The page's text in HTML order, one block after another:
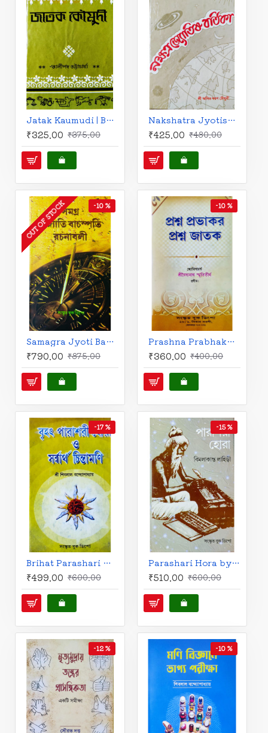
Jatak Kaumudi | Bengali | জাতক-কৌমুদী-৺কালীপদ ভট্টাচার্য্য বি.এ. প্রণীত |
₹325.00 ₹375.00
Nakshatra Jyotish Bartika (Bengali): নক্ষত্র জ্যোতিষ বর্তিকা-শ্রী অসিত বরণ চৌধুরী প্রণীত
₹425.00 ₹480.00
-10 %
OUT OF STOCK
Samagra Jyoti Bachaspati Rachanabali | Bengali | সমগ্র জ্যোতি বাচস্পতি রচনাবলী | জ্যোতি বাচস্পতি |
₹790.00 ₹875.00
-10 %
Prashna Prabhakar O Prashna Jatak | Bengali | প্রশ্ন প্রভাকর ও প্রশ্ন জাতক | বৈদ্যনাথ স্মৃতিতীর্থ প্রণীত |
₹360.00 ₹400.00
-17 %
Brihat Parashari Hora O Sarbartho Chintamani by Sri Siblal Bandyopadhyay (Bengali) | বৃহৎ পারাশরী হোরা ও সৰ্ব্বার্থ চিন্তামণি | শ্রী শিবলাল বন্দ্যোপাধ্যায় |
₹499.00 ₹600.00
-15 %
Parashari Hora by Bimalakanta Lahiri-Original Verses (Bengali) | পারাশরী হোরা | মূল, অনুবাদ এবং উদাহরণসহ | বিমলাকান্ত লাহিড়ী |
₹510.00 ₹600.00
-12 % -10 %